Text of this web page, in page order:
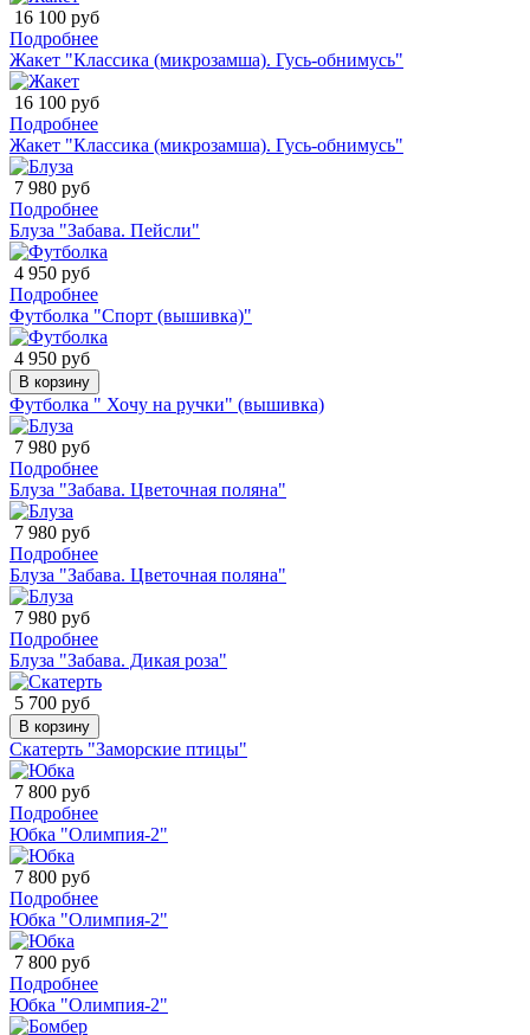
16 100 руб
Подробнее
Жакет "Классика (микрозамша). Гусь-обнимусь"
16 100 руб
Подробнее
Жакет "Классика (микрозамша). Гусь-обнимусь"
7 980 руб
Подробнее
Блуза "Забава. Пейсли"
4 950 руб
Подробнее
Футболка "Спорт (вышивка)"
4 950 руб
В корзину
Футболка " Хочу на ручки" (вышивка)
7 980 руб
Подробнее
Блуза "Забава. Цветочная поляна"
7 980 руб
Подробнее
Блуза "Забава. Цветочная поляна"
7 980 руб
Подробнее
Блуза "Забава. Дикая роза"
5 700 руб
В корзину
Скатерть "Заморские птицы"
7 800 руб
Подробнее
Юбка "Олимпия-2"
7 800 руб
Подробнее
Юбка "Олимпия-2"
7 800 руб
Подробнее
Юбка "Олимпия-2"